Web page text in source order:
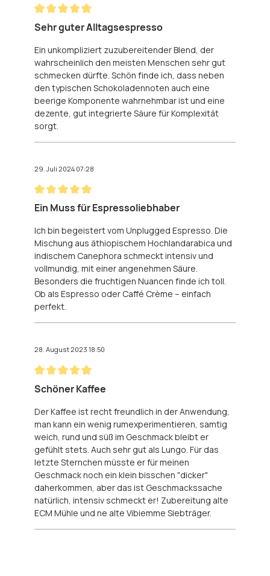
Bewertung mit 5 von 5 Sternen
Sehr guter Alltagsespresso
Ein unkompliziert zuzubereitender Blend, der
wahrscheinlich den meisten Menschen sehr gut
schmecken dürfte. Schön finde ich, dass neben
den typischen Schokoladennoten auch eine
beerige Komponente wahrnehmbar ist und eine
dezente, gut integrierte Säure für Komplexität
sorgt.
29. Juli 2024 07:28
Bewertung mit 5 von 5 Sternen
Ein Muss für Espressoliebhaber
Ich bin begeistert vom Unplugged Espresso. Die
Mischung aus äthiopischem Hochlandarabica und
indischem Canephora schmeckt intensiv und
vollmundig, mit einer angenehmen Säure.
Besonders die fruchtigen Nuancen finde ich toll.
Ob als Espresso oder Caffé Crème – einfach
perfekt.
28. August 2023 18:50
Bewertung mit 5 von 5 Sternen
Schöner Kaffee
Der Kaffee ist recht freundlich in der Anwendung,
man kann ein wenig rumexperimentieren, samtig
weich, rund und süß im Geschmack bleibt er
gefühlt stets. Auch sehr gut als Lungo. Für das
letzte Sternchen müsste er für meinen
Geschmack noch ein klein bisschen "dicker"
daherkommen, aber das ist Geschmackssache
natürlich, intensiv schmeckt er! Zubereitung alte
ECM Mühle und ne alte Vibiemme Siebträger.